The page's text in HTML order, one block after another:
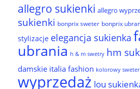
allegro sukienki allegro
sukienki bonprix sweter bonprix
stylizacje elegancja sukienka
ubrania h & m swetry hm
damskie italia fashion kolorowy
wyprzedaż lou